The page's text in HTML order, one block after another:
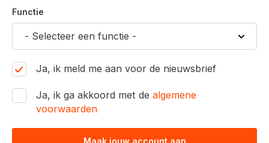
Functie
Ja, ik meld me aan voor de nieuwsbrief
Ja, ik ga akkoord met de algemene
voorwaarden
Maak jouw account aan